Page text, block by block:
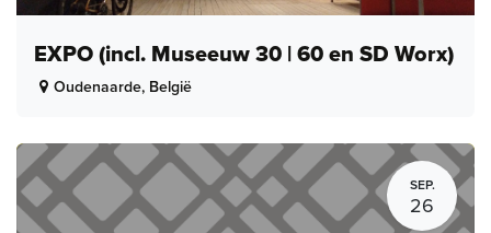
EXPO (incl. Museeuw 30 | 60 en SD Worx)
Oudenaarde, België
SEP.
26